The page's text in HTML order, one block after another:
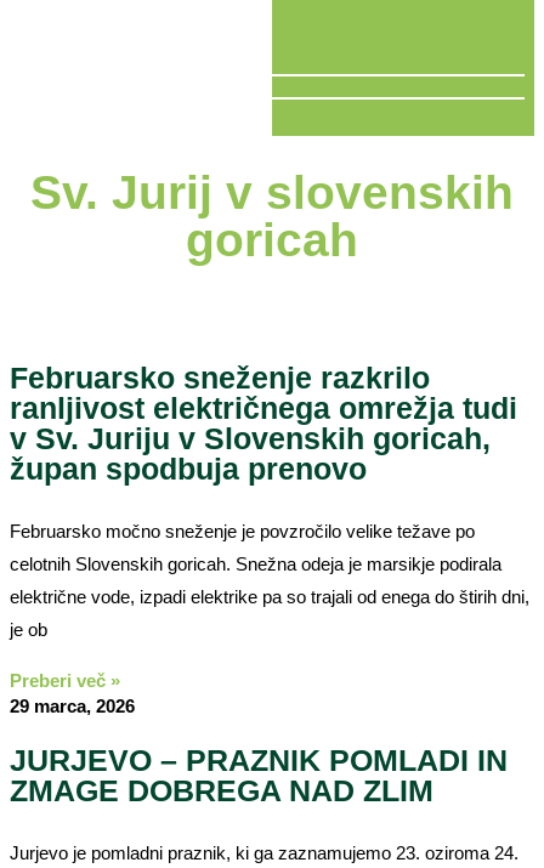
Sv. Jurij v slovenskih
goricah
Februarsko sneženje razkrilo
ranljivost električnega omrežja tudi
v Sv. Juriju v Slovenskih goricah,
župan spodbuja prenovo
Februarsko močno sneženje je povzročilo velike težave po
celotnih Slovenskih goricah. Snežna odeja je marsikje podirala
električne vode, izpadi elektrike pa so trajali od enega do štirih dni,
je ob
Preberi več »
29 marca, 2026
JURJEVO – PRAZNIK POMLADI IN
ZMAGE DOBREGA NAD ZLIM
Jurjevo je pomladni praznik, ki ga zaznamujemo 23. oziroma 24.